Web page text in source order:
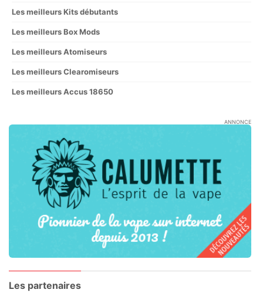
Les meilleurs Kits débutants
Les meilleurs Box Mods
Les meilleurs Atomiseurs
Les meilleurs Clearomiseurs
Les meilleurs Accus 18650
ANNONCE
Les partenaires